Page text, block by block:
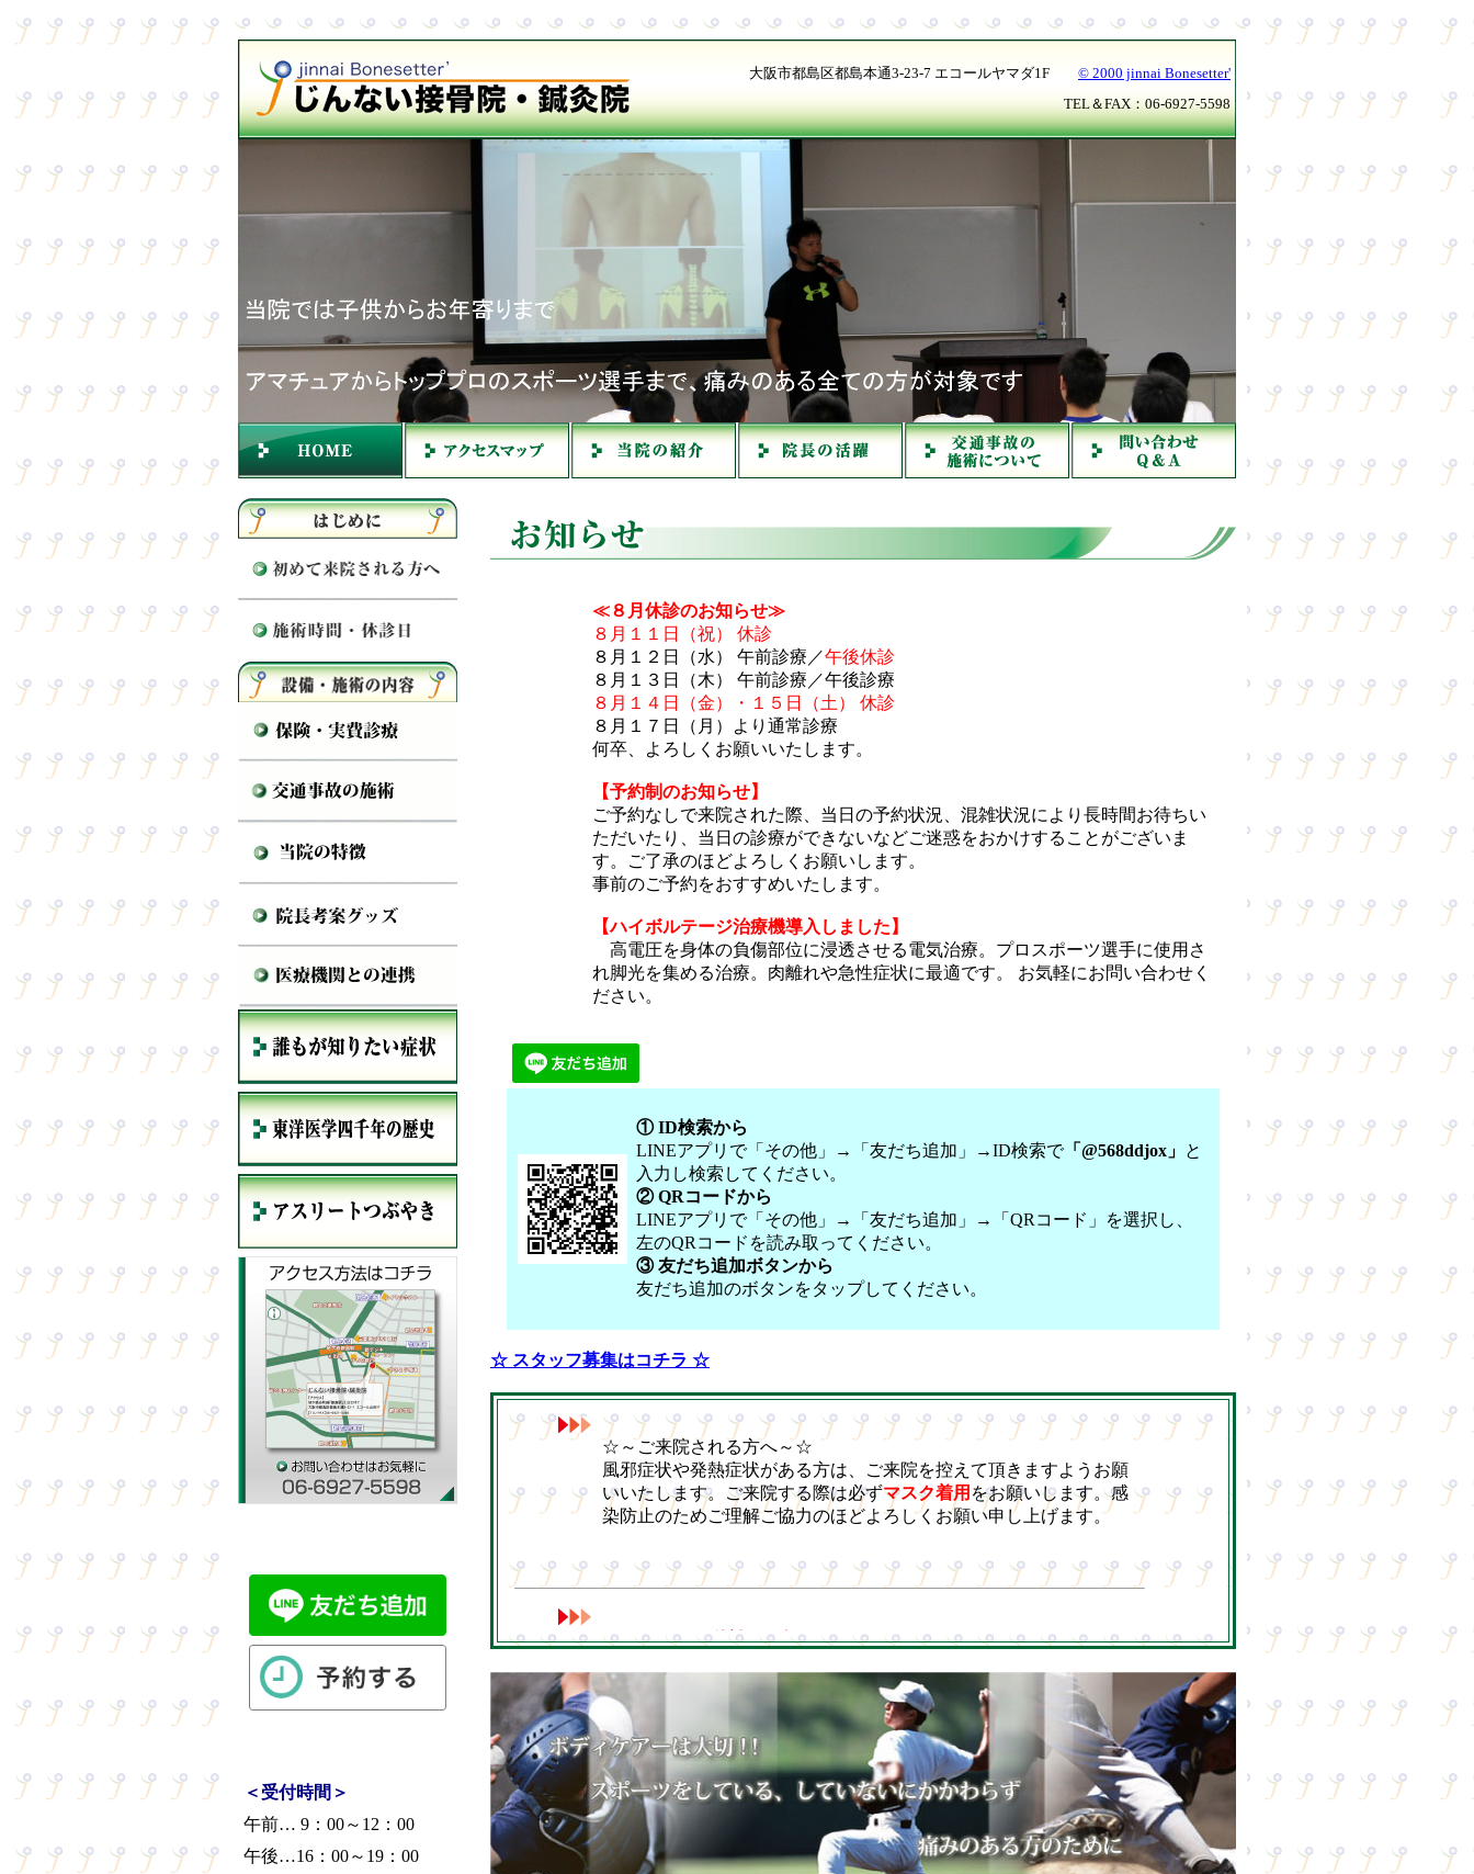
大阪市都島区都島本通3-23-7 エコールヤマダ1F © 2000 jinnai Bonesetter'
TEL＆FAX：06-6927-5598
＜受付時間＞
午前… 9：00～12：00
午後…16：00～19：00
≪８月休診のお知らせ≫
８月１１日（祝） 休診
８月１２日（水） 午前診療／午後休診
８月１３日（木） 午前診療／午後診療
８月１４日（金）・１５日（土） 休診
８月１７日（月）より通常診療
何卒、よろしくお願いいたします。
【予約制のお知らせ】
ご予約なしで来院された際、当日の予約状況、混雑状況により長時間お待ちい
ただいたり、当日の診療ができないなどご迷惑をおかけすることがございま
す。ご了承のほどよろしくお願いします。
事前のご予約をおすすめいたします。
【ハイボルテージ治療機導入しました】
高電圧を身体の負傷部位に浸透させる電気治療。プロスポーツ選手に使用さ
れ脚光を集める治療。肉離れや急性症状に最適です。 お気軽にお問い合わせく
ださい。
① ID検索から
LINEアプリで「その他」→「友だち追加」→ID検索で「 @568ddjox 」 と
入力し検索してください。
② QRコードから
LINEアプリで「その他」→「友だち追加」→「QRコード」を選択し、
左のQRコードを読み取ってください。
③ 友だち追加ボタンから
友だち追加のボタンをタップしてください。
☆ スタッフ募集はコチラ ☆